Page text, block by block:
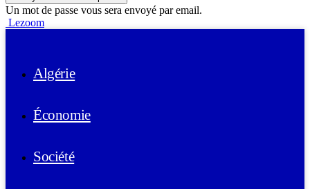
Un mot de passe vous sera envoyé par email.
Lezoom
Algérie
Économie
Société